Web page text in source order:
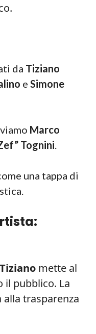
da Tiziano
e Simone
Marco
Tognini.
una tappa di
Tiziano mette al
il pubblico. La
trasparenza